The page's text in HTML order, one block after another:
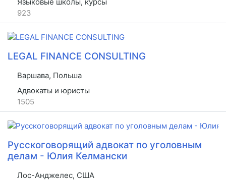
923
LEGAL FINANCE CONSULTING
Варшава, Польша
Адвокаты и юристы
1505
Русскоговорящий адвокат по уголовным
делам - Юлия Келмански
Лос-Анджелес, США